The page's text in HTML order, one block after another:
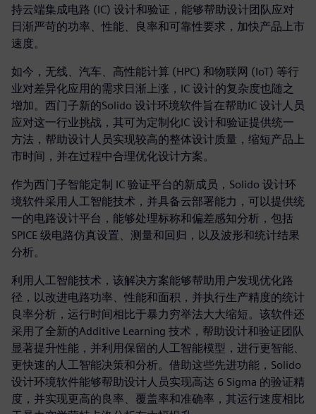
持云端集成电路 (IC) 设计和验证，能够帮助设计团队应对
日渐严苛的功率、性能、良率和可靠性要求，加快产品上市
速度。
如今，无线、汽车、高性能计算 (HPC) 和物联网 (IoT) 等行
业对差异化应用的需求日渐上涨，IC 设计的复杂度也随之
增加。西门子新的Solido 设计环境软件旨在帮助IC 设计人员
应对这一行业挑战，其可为定制化IC 设计和验证提供统一
方法，帮助设计人员实现较高的整体设计质量，缩短产品上
市时间，并在过程中合理优化设计方案。
作为西门子智能定制 IC 验证平台的新成员，Solido 设计环
境软件采用人工智能技术，并具备云部署能力，可以提供统
一的电路设计平台，能够处理标称和偏差感知分析，包括
SPICE 级电路仿真设置、测量和回归，以及波形和统计结果
分析。
利用人工智能技术，该解决方案能够帮助用户发现优化路
径，以改进电路功率、性能和面积，并执行生产精度的统计
良率分析，运行时间相比于暴力穷举法大大缩短。该软件还
采用了全新的Additive Learning 技术，帮助设计和验证团队
显著提升性能，并利用保留的人工智能模型，进行更智能、
更快速的人工智能决策和分析。借助这些先进功能，Solido
设计环境软件能够帮助设计人员实现高达 6 Sigma 的验证精
度，并实现更高的良率、覆盖率和准确率，其运行速度相比